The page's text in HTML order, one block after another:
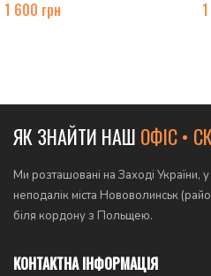
1 600 грн
ЯК ЗНАЙТИ НАШ ОФІС •
Ми розташовані на Заході України, у
неподалік міста Нововолинськ
біля кордону з Польщею.
КОНТАКТНА ІНФОРМАЦІЯ